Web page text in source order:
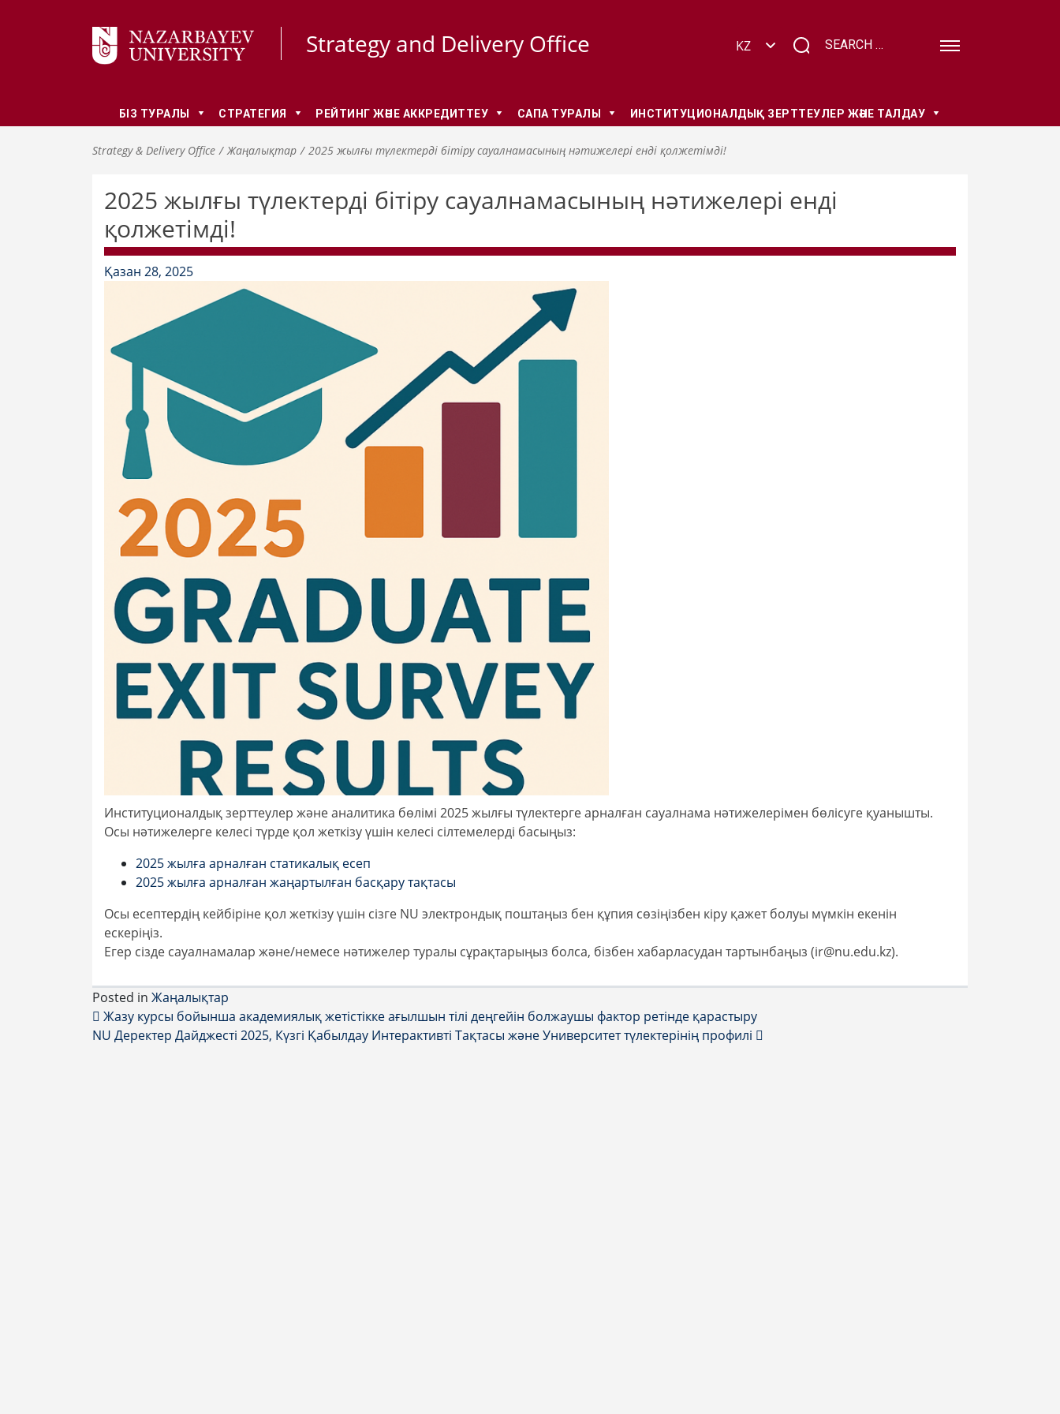
Strategy and Delivery Office
БІЗ ТУРАЛЫ СТРАТЕГИЯ РЕЙТИНГ ЖӘНЕ АККРЕДИТТЕУ CАПА ТУРАЛЫ ИНСТИТУЦИОНАЛДЫҚ ЗЕРТТЕУЛЕР ЖӘНЕ ТАЛДАУ
Strategy & Delivery Office Жаңалықтар 2025 жылғы түлектерді бітіру сауалнамасының нәтижелері енді қолжетімді!
2025 жылғы түлектерді бітіру сауалнамасының нәтижелері енді
қолжетімді!
Қазан 28, 2025
Институционалдық зерттеулер және аналитика бөлімі 2025 жылғы түлектерге арналған сауалнама нәтижелерімен бөлісуге қуанышты.
Осы нәтижелерге келесі түрде қол жеткізу үшін келесі сілтемелерді басыңыз:
2025 жылға арналған статикалық есеп
2025 жылға арналған жаңартылған басқару тақтасы
Осы есептердің кейбіріне қол жеткізу үшін сізге NU электрондық поштаңыз бен құпия сөзіңізбен кіру қажет болуы мүмкін екенін
ескеріңіз.
Егер сізде сауалнамалар және/немесе нәтижелер туралы сұрақтарыңыз болса, бізбен хабарласудан тартынбаңыз (ir@nu.edu.kz).
Posted in Жаңалықтар
Post navigation
Жазу курсы бойынша академиялық жетістікке ағылшын тілі деңгейін болжаушы фактор ретінде қарастыру
NU Деректер Дайджесті 2025, Күзгі Қабылдау Интерактивті Тақтасы және Университет түлектерінің профилі